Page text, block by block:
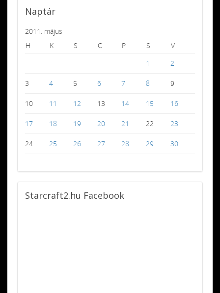
Naptár
2011. május
H
K S C P S
V
1
2
3 4 5 6 7 8 9
10 11 12 13 14 15 16
17 18 19 20 21 22 23
24 25 26 27 28 29 30
Starcraft2.hu Facebook